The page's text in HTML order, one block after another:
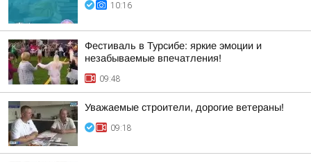
10:16
Фестиваль в Турсибе: яркие эмоции и
незабываемые впечатления!
09:48
Уважаемые строители, дорогие ветераны!
09:18